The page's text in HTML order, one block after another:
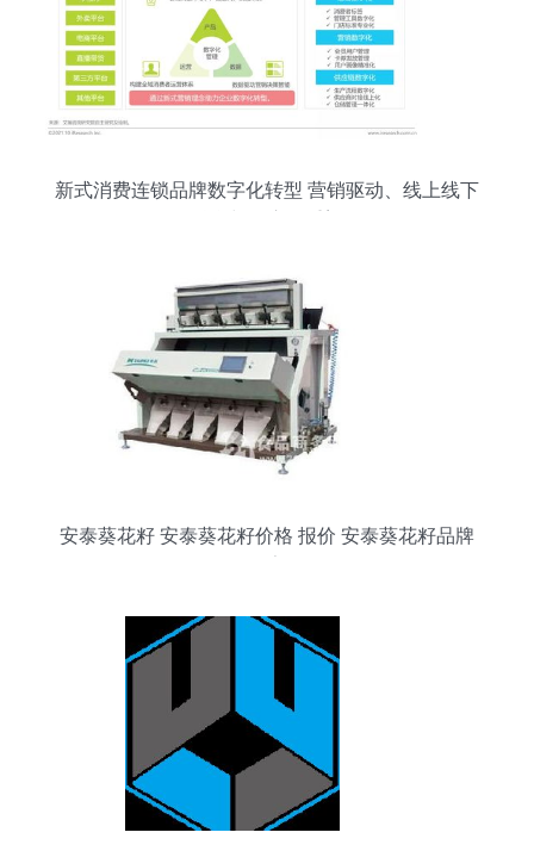
新式消费连锁品牌数字化转型 营销驱动、线上线下
安泰葵花籽 安泰葵花籽价格 报价 安泰葵花籽品牌